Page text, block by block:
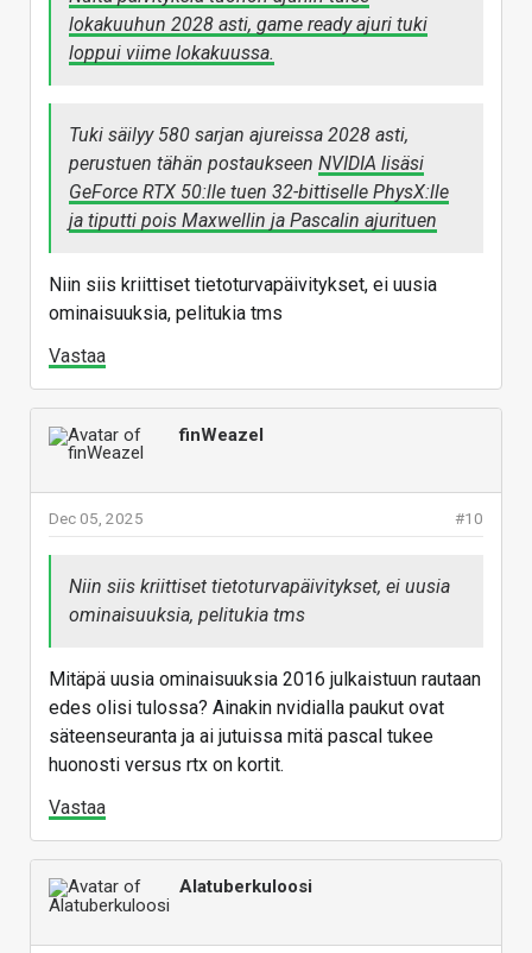
lokakuuhun 2028 asti, game ready ajuri tuki
loppui viime lokakuussa.
Tuki säilyy 580 sarjan ajureissa 2028 asti,
perustuen tähän postaukseen NVIDIA lisäsi
GeForce RTX 50:lle tuen 32-bittiselle PhysX:lle
ja tiputti pois Maxwellin ja Pascalin ajurituen
Niin siis kriittiset tietoturvapäivitykset, ei uusia
ominaisuuksia, pelitukia tms
Vastaa
finWeazel
#10
Dec 05, 2025
Niin siis kriittiset tietoturvapäivitykset, ei uusia
ominaisuuksia, pelitukia tms
Mitäpä uusia ominaisuuksia 2016 julkaistuun rautaan
edes olisi tulossa? Ainakin nvidialla paukut ovat
säteenseuranta ja ai jutuissa mitä pascal tukee
huonosti versus rtx on kortit.
Vastaa
Alatuberkuloosi